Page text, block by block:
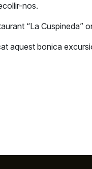
nos.
“La
aquest bonica